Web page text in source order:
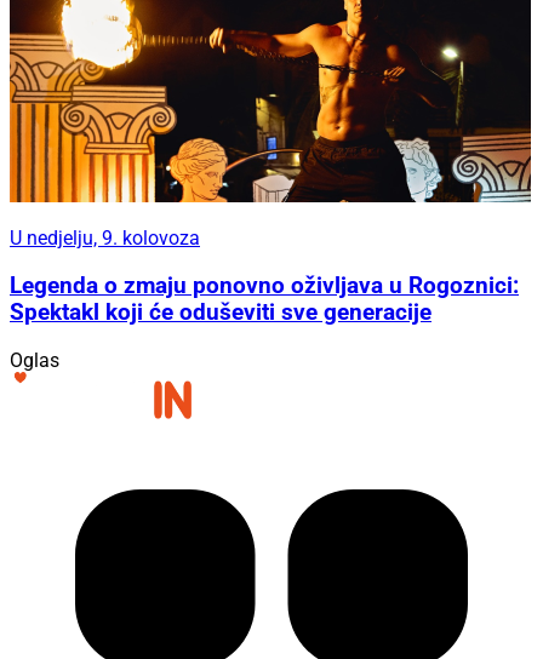
U nedjelju, 9. kolovoza
Legenda o zmaju ponovno oživljava u Rogoznici:
Spektakl koji će oduševiti sve generacije
Oglas